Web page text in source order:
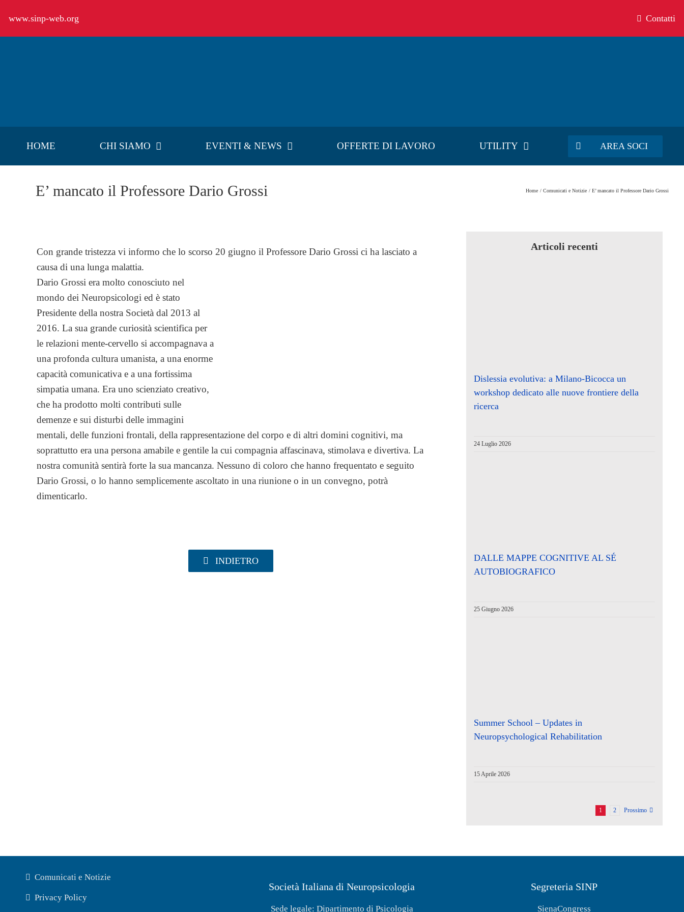
contenuto
www.sinp-web.org Contatti
HOME CHI SIAMO EVENTI & NEWS OFFERTE DI LAVORO UTILITY AREA SOCI
E’ mancato il Professore Dario Grossi Home Comunicati e Notizie E’ mancato il Professore Dario Grossi
Con grande tristezza vi informo che lo scorso 20 giugno il Professore Dario Grossi ci ha lasciato a
causa di una lunga malattia.
Dario Grossi era molto conosciuto nel
mondo dei Neuropsicologi ed è stato
Presidente della nostra Società dal 2013 al
2016. La sua grande curiosità scientifica per
le relazioni mente-cervello si accompagnava a
una profonda cultura umanista, a una enorme
capacità comunicativa e a una fortissima
simpatia umana. Era uno scienziato creativo,
che ha prodotto molti contributi sulle
demenze e sui disturbi delle immagini
mentali, delle funzioni frontali, della rappresentazione del corpo e di altri domini cognitivi, ma
soprattutto era una persona amabile e gentile la cui compagnia affascinava, stimolava e divertiva. La
nostra comunità sentirà forte la sua mancanza. Nessuno di coloro che hanno frequentato e seguito
Dario Grossi, o lo hanno semplicemente ascoltato in una riunione o in un convegno, potrà
dimenticarlo.
INDIETRO
Articoli recenti
Dislessia evolutiva: a Milano-Bicocca un
workshop dedicato alle nuove frontiere della
ricerca
24 Luglio 2026
DALLE MAPPE COGNITIVE AL SÉ
AUTOBIOGRAFICO
25 Giugno 2026
Summer School – Updates in
Neuropsychological Rehabilitation
15 Aprile 2026
1 2 Prossimo
Comunicati e Notizie
Privacy Policy
Società Italiana di Neuropsicologia
Sede legale: Dipartimento di Psicologia
Segreteria SINP
SienaCongress